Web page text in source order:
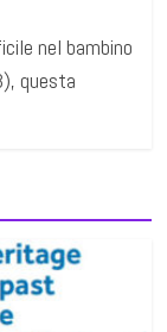
nel bambino
questa